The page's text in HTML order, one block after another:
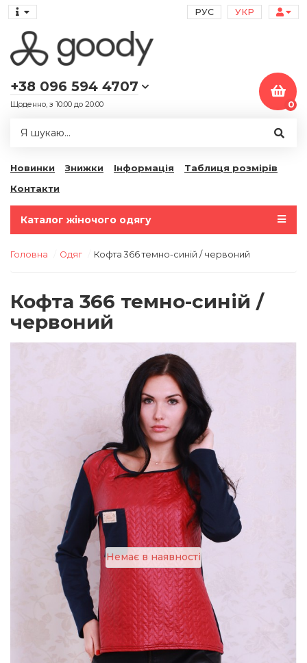
РУС УКР
+38 096 594 4707
Щоденно, з 10:00 до 20:00 0
Новинки Знижки Інформація
Таблиця розмірів
Контакти
Каталог жіночого одягу
Головна Одяг Кофта 366 темно-синій / червоний
Кофта 366 темно-синій /
червоний
Немає в наявності